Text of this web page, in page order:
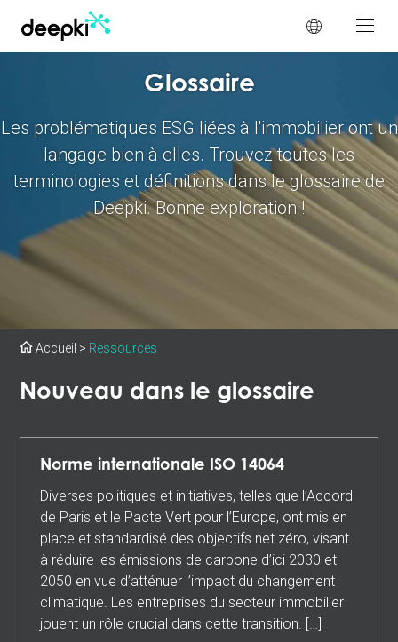
Glossaire
Les problématiques ESG liées à l'immobilier ont un
langage bien à elles. Trouvez toutes les
terminologies et définitions dans le glossaire de
Deepki. Bonne exploration !
Accueil > Ressources
Nouveau dans le glossaire
Norme internationale ISO 14064
Diverses politiques et initiatives, telles que l’Accord
de Paris et le Pacte Vert pour l’Europe, ont mis en
place et standardisé des objectifs net zéro, visant
à réduire les émissions de carbone d’ici 2030 et
2050 en vue d’atténuer l’impact du changement
climatique. Les entreprises du secteur immobilier
jouent un rôle crucial dans cette transition. […]
Panneau de gestion des cookies